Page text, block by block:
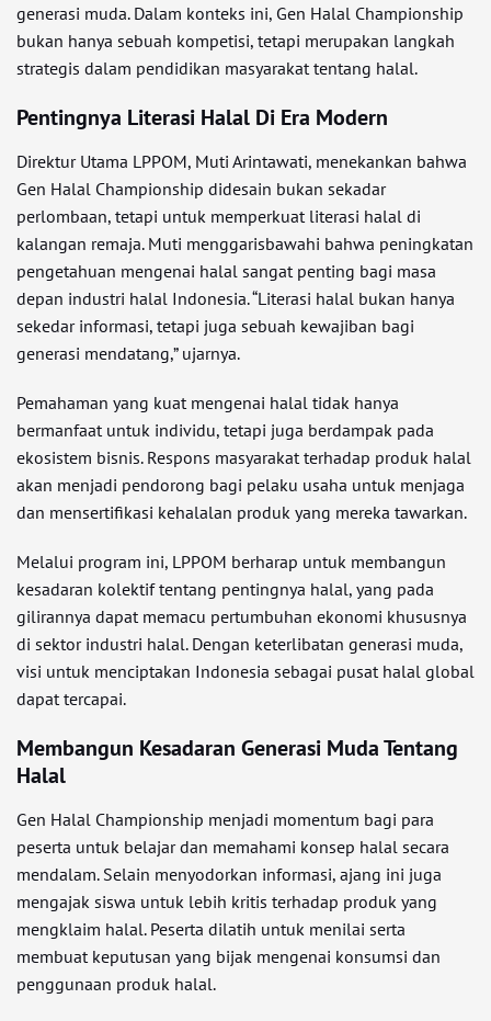
generasi muda. Dalam konteks ini, Gen Halal Championship
bukan hanya sebuah kompetisi, tetapi merupakan langkah
strategis dalam pendidikan masyarakat tentang halal.
Pentingnya Literasi Halal Di Era Modern
Direktur Utama LPPOM, Muti Arintawati, menekankan bahwa
Gen Halal Championship didesain bukan sekadar
perlombaan, tetapi untuk memperkuat literasi halal di
kalangan remaja. Muti menggarisbawahi bahwa peningkatan
pengetahuan mengenai halal sangat penting bagi masa
depan industri halal Indonesia. “Literasi halal bukan hanya
sekedar informasi, tetapi juga sebuah kewajiban bagi
generasi mendatang,” ujarnya.
Pemahaman yang kuat mengenai halal tidak hanya
bermanfaat untuk individu, tetapi juga berdampak pada
ekosistem bisnis. Respons masyarakat terhadap produk halal
akan menjadi pendorong bagi pelaku usaha untuk menjaga
dan mensertifikasi kehalalan produk yang mereka tawarkan.
Melalui program ini, LPPOM berharap untuk membangun
kesadaran kolektif tentang pentingnya halal, yang pada
gilirannya dapat memacu pertumbuhan ekonomi khususnya
di sektor industri halal. Dengan keterlibatan generasi muda,
visi untuk menciptakan Indonesia sebagai pusat halal global
dapat tercapai.
Membangun Kesadaran Generasi Muda Tentang
Halal
Gen Halal Championship menjadi momentum bagi para
peserta untuk belajar dan memahami konsep halal secara
mendalam. Selain menyodorkan informasi, ajang ini juga
mengajak siswa untuk lebih kritis terhadap produk yang
mengklaim halal. Peserta dilatih untuk menilai serta
membuat keputusan yang bijak mengenai konsumsi dan
penggunaan produk halal.